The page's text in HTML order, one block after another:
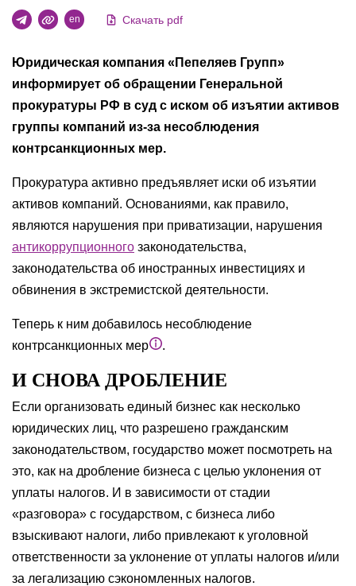
en Скачать pdf
Юридическая компания «Пепеляев Групп»
информирует об обращении Генеральной
прокуратуры РФ в суд с иском об изъятии активов
группы компаний из-за несоблюдения
контрсанкционных мер.
Прокуратура активно предъявляет иски об изъятии
активов компаний. Основаниями, как правило,
являются нарушения при приватизации, нарушения
антикоррупционного законодательства,
законодательства об иностранных инвестициях и
обвинения в экстремистской деятельности.
Теперь к ним добавилось несоблюдение
контрсанкционных мер
.
И СНОВА ДРОБЛЕНИЕ
Если организовать единый бизнес как несколько
юридических лиц, что разрешено гражданским
законодательством, государство может посмотреть на
это, как на дробление бизнеса с целью уклонения от
уплаты налогов. И в зависимости от стадии
«разговора» с государством, с бизнеса либо
взыскивают налоги, либо привлекают к уголовной
ответственности за уклонение от уплаты налогов и/или
за легализацию сэкономленных налогов.